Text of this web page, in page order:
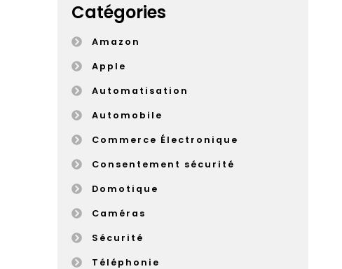
Catégories
Amazon
Apple
Automatisation
Automobile
Commerce Électronique
Consentement sécurité
Domotique
Caméras
Sécurité
Téléphonie